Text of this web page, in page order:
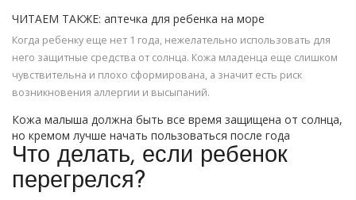
ЧИТАЕМ ТАКЖЕ: аптечка для ребенка на море
Когда ребенку еще нет 1 года, нежелательно использовать для
него защитные средства от солнца. Кожа младенца еще слишком
чувствительна и плохо сформирована, а значит есть риск
возникновения аллергии и высыпаний.
Кожа малыша должна быть все время защищена от солнца,
но кремом лучше начать пользоваться после года
Что делать, если ребенок
перегрелся?